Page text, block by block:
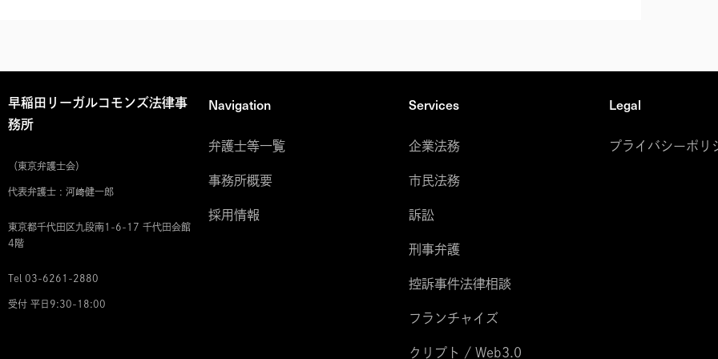
早稲田リーガルコモンズ法律事
務所
（東京弁護士会）
代表弁護士 : 河﨑健一郎
東京都千代田区九段南1-6-17 千代田会館
4階
Tel 03-6261-2880
受付 平日9:30-18:00
Navigation
弁護士等一覧
事務所概要
採用情報
Services
企業法務
市民法務
訴訟
刑事弁護
控訴事件法律相談
フランチャイズ
クリプト / Web3.0
Legal
プライバシーポリ